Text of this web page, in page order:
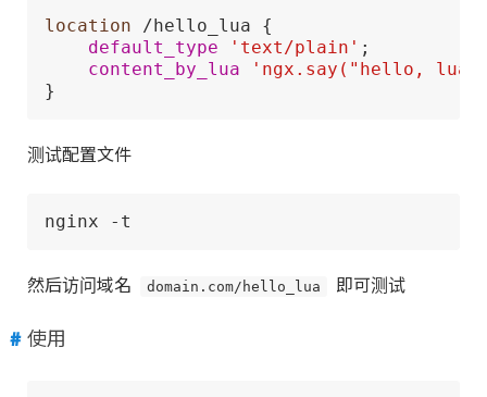
location /hello_lua {
default_type
'text/plain' ;
content_by_lua
'ngx.say("hello,
}
测试配置文件
nginx -t
然后访问域名 domain.com/hello_lua 即可测试
使用